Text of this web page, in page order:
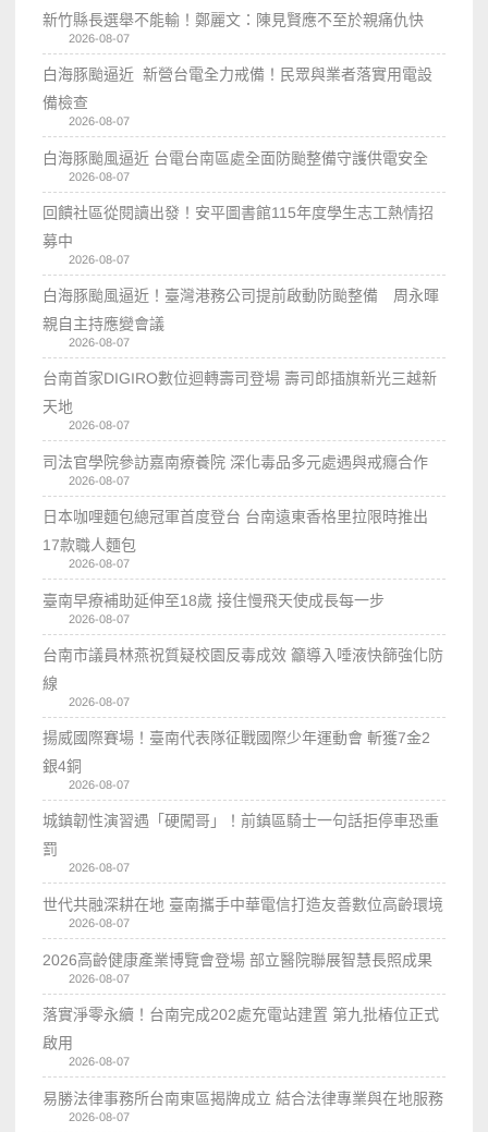
新竹縣長選舉不能輸！鄭麗文：陳見賢應不至於親痛仇快
2026-08-07
白海豚颱逼近 新營台電全力戒備！民眾與業者落實用電設
備檢查
2026-08-07
白海豚颱風逼近 台電台南區處全面防颱整備守護供電安全
2026-08-07
回饋社區從閱讀出發！安平圖書館115年度學生志工熱情招
募中
2026-08-07
白海豚颱風逼近！臺灣港務公司提前啟動防颱整備 周永暉
親自主持應變會議
2026-08-07
台南首家DIGIRO數位迴轉壽司登場 壽司郎插旗新光三越新
天地
2026-08-07
司法官學院參訪嘉南療養院 深化毒品多元處遇與戒癮合作
2026-08-07
日本咖哩麵包總冠軍首度登台 台南遠東香格里拉限時推出
17款職人麵包
2026-08-07
臺南早療補助延伸至18歲 接住慢飛天使成長每一步
2026-08-07
台南市議員林燕祝質疑校園反毒成效 籲導入唾液快篩強化防
線
2026-08-07
揚威國際賽場！臺南代表隊征戰國際少年運動會 斬獲7金2
銀4銅
2026-08-07
城鎮韌性演習遇「硬闖哥」！前鎮區騎士一句話拒停車恐重
罰
2026-08-07
世代共融深耕在地 臺南攜手中華電信打造友善數位高齡環境
2026-08-07
2026高齡健康產業博覽會登場 部立醫院聯展智慧長照成果
2026-08-07
落實淨零永續！台南完成202處充電站建置 第九批樁位正式
啟用
2026-08-07
易勝法律事務所台南東區揭牌成立 結合法律專業與在地服務
2026-08-07